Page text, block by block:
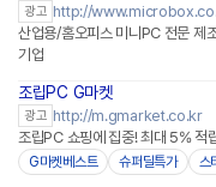
광고 http://
산업용/홈오피스 미니PC 전문 제
기업
조립PC G마켓
광고 http://m.gmarket.co.kr
조립PC 쇼핑에 집중! 최대 5% 적
G마켓베스트 슈퍼딜특가 스